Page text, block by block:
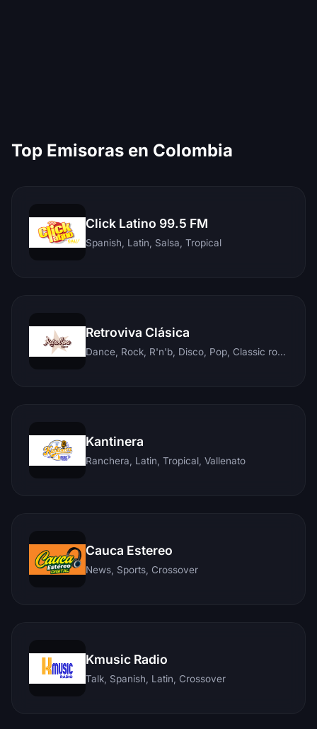
Top Emisoras en Colombia
Click Latino 99.5 FM
Spanish, Latin, Salsa, Tropical
Retroviva Clásica
Dance, Rock, R'n'b, Disco, Pop, Classic rock, Techno, Reggae
Kantinera
Ranchera, Latin, Tropical, Vallenato
Cauca Estereo
News, Sports, Crossover
Kmusic Radio
Talk, Spanish, Latin, Crossover